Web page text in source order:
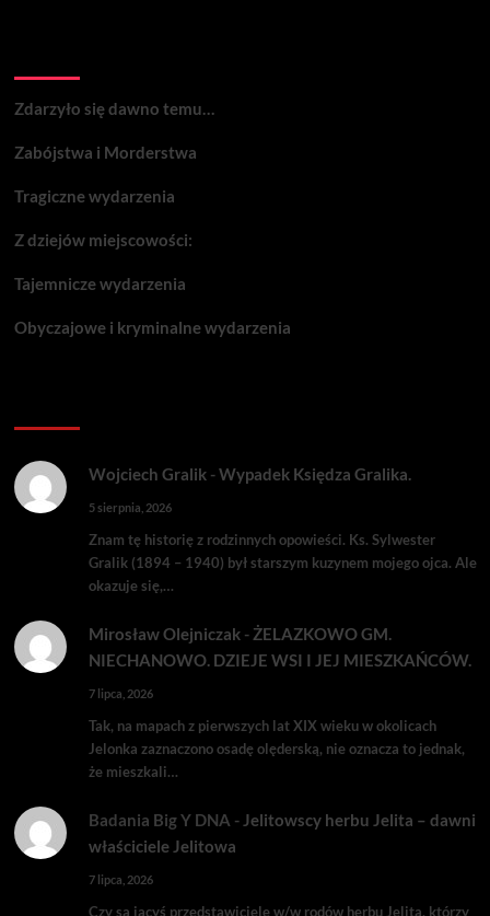
Zdarzyło się dawno temu…
Zabójstwa i Morderstwa
Tragiczne wydarzenia
Z dziejów miejscowości:
Tajemnicze wydarzenia
Obyczajowe i kryminalne wydarzenia
Wojciech Gralik-Wypadek Księdza Gralika.
5 sierpnia, 2026
Znam tę historię z rodzinnych opowieści. Ks. Sylwester
Gralik (1894 – 1940) był starszym kuzynem mojego ojca. Ale
okazuje się,…
Mirosław Olejniczak- ŻELAZKOWO GM.
NIECHANOWO. DZIEJE WSI I JEJ MIESZKAŃCÓW.
7 lipca, 2026
Tak, na mapach z pierwszych lat XIX wieku w okolicach
Jelonka zaznaczono osadę olęderską, nie oznacza to jednak,
że mieszkali…
Badania Big Y DNA - Jelitowscy herbu Jelita – dawni
właściciele Jelitowa
7 lipca, 2026
Czy są jacyś przedstawiciele w/w rodów herbu Jelita, którzy